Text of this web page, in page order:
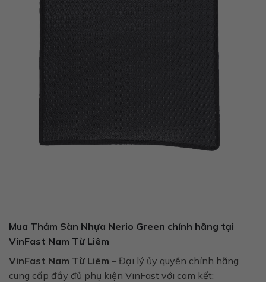
Mua Thảm Sàn Nhựa Nerio Green chính hãng tại
VinFast Nam Từ Liêm
VinFast Nam Từ Liêm – Đại lý ủy quyền chính hãng
cung cấp đầy đủ phụ kiện VinFast với cam kết: